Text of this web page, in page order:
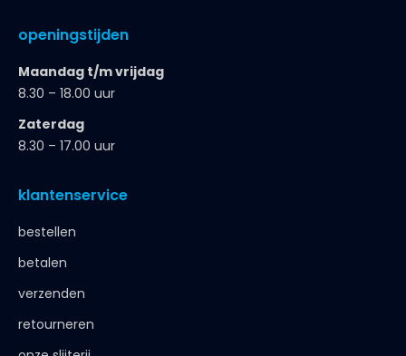
Maandag t/m vrijdag
8.30 – 18.00 uur
Zaterdag
bestellen
betalen
verzenden
retourneren